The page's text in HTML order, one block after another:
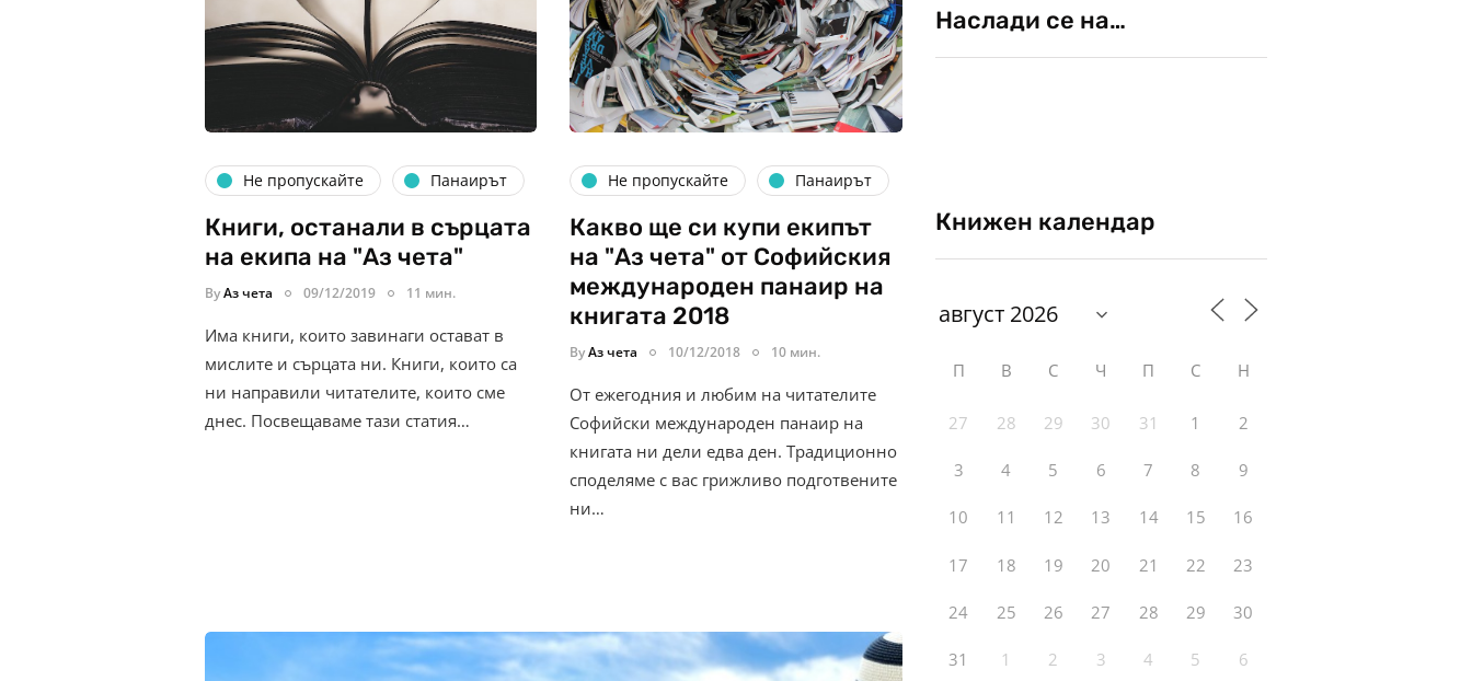
Не пропускайте Панаирът
Книги, останали в сърцата
на екипа на "Аз чета"
ByАз чета 09/12/2019 11 мин.
Има книги, които завинаги остават в
мислите и сърцата ни. Книги, които са
ни направили читателите, които сме
днес. Посвещаваме тази статия…
Не пропускайте Панаирът
Какво ще си купи екипът
на "Аз чета" от Софийския
международен панаир на
книгата 2018
ByАз чета 10/12/2018 10 мин.
От ежегодния и любим на читателите
Софийски международен панаир на
книгата ни дели едва ден. Традиционно
споделяме с вас грижливо подготвените
ни…
Наслади се на…
Книжен календар
П В С Ч П С Н
27 28 29 30 31 1 2
3 4 5 6 7 8 9
10 11 12 13 14 15 16
17 18 19 20 21 22 23
24 25 26 27 28 29 30
31 1 2 3 4 5 6